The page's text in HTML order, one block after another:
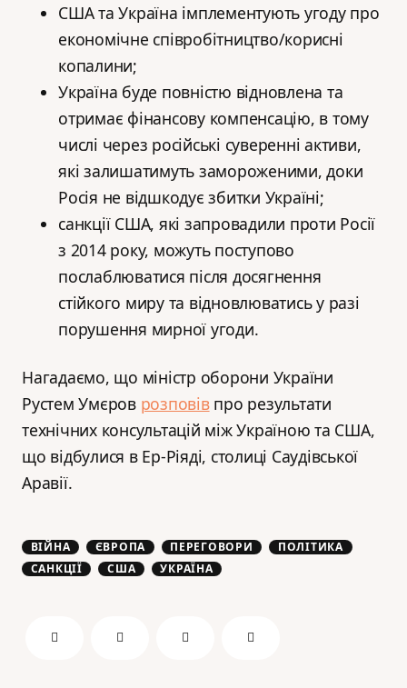
США та Україна імплементують угоду про
економічне співробітництво/корисні
копалини;
Україна буде повністю відновлена ​​та
отримає фінансову компенсацію, в тому
числі через російські суверенні активи,
які залишатимуть замороженими, доки
Росія не відшкодує збитки Україні;
санкції США, які запровадили проти Росії
з 2014 року, можуть поступово
послаблюватися після досягнення
стійкого миру та відновлюватись у разі
порушення мирної угоди.
Нагадаємо, що міністр оборони України
Рустем Умєров розповівпро результати
технічних консультацій між Україною та США,
що відбулися в Ер-Ріяді, столиці Саудівської
Аравії.
ВІЙНА ЄВРОПА ПЕРЕГОВОРИ
ПОЛІТИКА
САНКЦІЇ
США УКРАЇНА